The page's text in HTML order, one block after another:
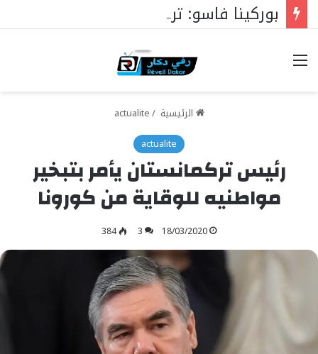
خيارات
الرئيسية /
actualite
actualite
رئيس تركمانستان يأمر بتبخير
مواطنيه للوقاية من كورونا
18/03/2020
3
384